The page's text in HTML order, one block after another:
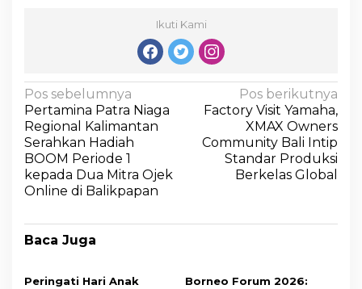
Ikuti Kami
Pos sebelumnya
Pertamina Patra Niaga
Regional Kalimantan
Serahkan Hadiah
BOOM Periode 1
kepada Dua Mitra Ojek
Online di Balikpapan
Pos berikutnya
Factory Visit Yamaha,
XMAX Owners
Community Bali Intip
Standar Produksi
Berkelas Global
Baca Juga
Peringati Hari Anak
Borneo Forum 2026: